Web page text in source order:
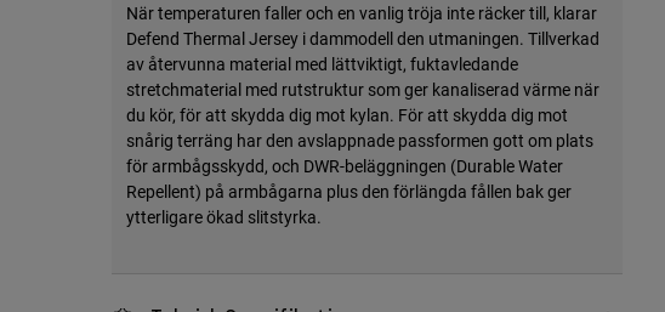
När temperaturen faller och en vanlig tröja inte räcker till, klarar
Defend Thermal Jersey i dammodell den utmaningen. Tillverkad
av återvunna material med lättviktigt, fuktavledande
stretchmaterial med rutstruktur som ger kanaliserad värme när
du kör, för att skydda dig mot kylan. För att skydda dig mot
snårig terräng har den avslappnade passformen gott om plats
för armbågsskydd, och DWR-beläggningen (Durable Water
Repellent) på armbågarna plus den förlängda fållen bak ger
ytterligare ökad slitstyrka.